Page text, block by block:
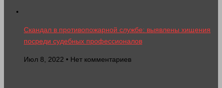
Скандал в противопожарной службе: выявлены хищения
посреди судебных профессионалов
Июл 8, 2022 • Нет комментариев